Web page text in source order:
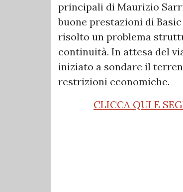
principali di Maurizio
buone prestazioni di
risolto un problema
continuità. In attesa del
iniziato a sondare il
restrizioni economiche.
CLICCA QUI E